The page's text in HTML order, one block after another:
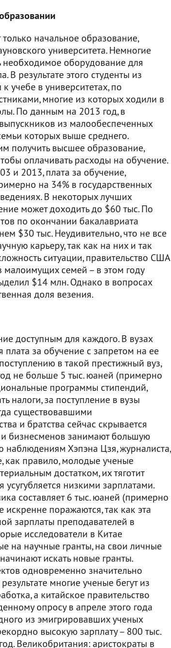
начальное образование,
университета. Немногие
необходимое оборудование для
В результате этого студенты из
учебе в университетах, по
многие из которых ходили в
По данным на 2013 год, в
из малообеспеченных
которых выше среднего.
высшее образование,
оплачивать расходы на обучение.
и 2013, плата за обучение,
на 34% в государственных
В некоторых лучших
может доходить до $60 тыс. По
по окончании бакалавриата
$30 тыс. Неудивительно, что не все
карьеру, так как на них и так
ситуации, правительство США
малоимущих семей – в этом году
$14 млн. Однако в вопросах
доля везения.
доступным для каждого. В вузах
за обучение с запретом на ее
в такой престижный вуз,
не больше 5 тыс. юаней (примерно
программы стипендий,
налоги, за поступление в вузы
существовавшими
и братства сейчас скрывается
бизнесменов занимают большую
наблюдениям Хэпэна Цзя, журналиста,
как правило, молодые ученые
достатком, их тяготит
низкими зарплатами.
составляет 6 тыс. юаней (примерно
поражаются, так как эта
зарплаты преподавателей в
исследователи в Китае
на научные гранты, на свои личные
искать новые гранты.
одновременно значительно
многие ученые бегут из
а китайское правительство
опросу в апреле этого года
из эмигрировавших ученых
высокую зарплату – 800 тыс.
Великобритания: аристократы в